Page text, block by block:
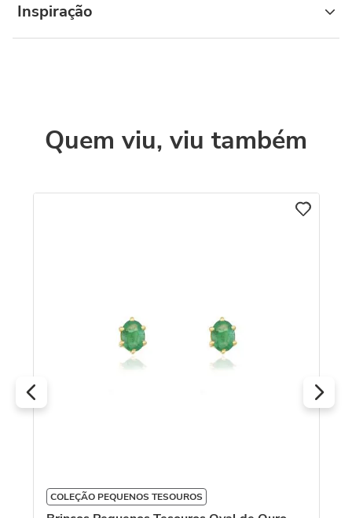
Inspiração
Quem viu, viu também
COLEÇÃO PEQUENOS TESOUROS